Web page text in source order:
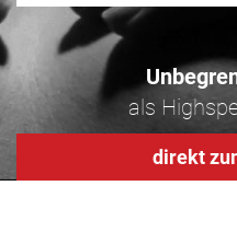
als
direkt